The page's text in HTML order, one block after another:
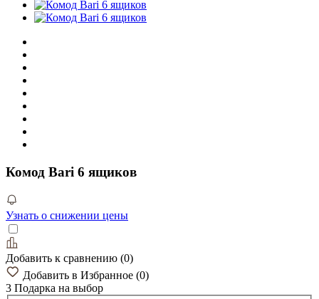
Комод Bari 6 ящиков
Узнать о снижении цены
Добавить к сравнению (0)
Добавить в Избранное (0)
3 Подарка на выбор